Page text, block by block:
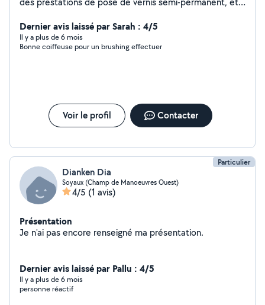
effectuer de nombreuses tâches et suis très motivée,
j'ai de l'expérience dans le baby sitting, en tant qu'agent
à domicile et dans la coiffure. N'hésitez pas pour de plus
Dernier avis laissé par Sarah : 4/5
Il y a plus de 6 mois
Bonne coiffeuse pour un brushing effectuer
Voir le profil Contacter
Particulier
Dianken Dia
Soyaux (Champ de Manoeuvres Ouest)
4/5 (1 avis)
Présentation
Je n'ai pas encore renseigné ma présentation.
Dernier avis laissé par Pallu : 4/5
Il y a plus de 6 mois
personne réactif